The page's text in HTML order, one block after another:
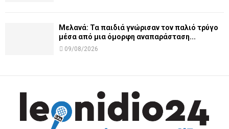
Μελανά: Τα παιδιά γνώρισαν τον παλιό τρύγο
μέσα από μια όμορφη αναπαράσταση...
09/08/2026